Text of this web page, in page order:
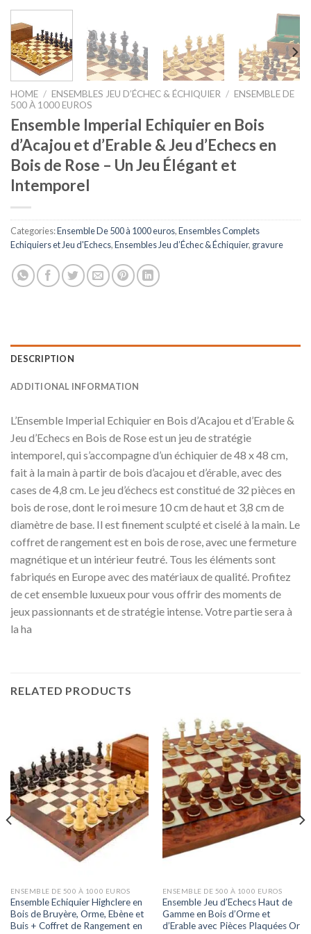
HOME / ENSEMBLES JEU D’ÉCHEC & ÉCHIQUIER / ENSEMBLE DE
500 À 1000 EUROS
Ensemble Imperial Echiquier en Bois
d’Acajou et d’Erable & Jeu d’Echecs en
Bois de Rose – Un Jeu Élégant et
Intemporel
Categories:Ensemble De 500 à 1000 euros,Ensembles Complets
Echiquiers et Jeu d'Echecs,Ensembles Jeu d’Échec & Échiquier, gravure
DESCRIPTION
ADDITIONAL INFORMATION
L’Ensemble Imperial Echiquier en Bois d’Acajou et d’Erable &
Jeu d’Echecs en Bois de Rose est un jeu de stratégie
intemporel, qui s’accompagne d’un échiquier de 48 x 48 cm,
fait à la main à partir de bois d’acajou et d’érable, avec des
cases de 4,8 cm. Le jeu d’échecs est constitué de 32 pièces en
bois de rose, dont le roi mesure 10 cm de haut et 3,8 cm de
diamètre de base. Il est finement sculpté et ciselé à la main. Le
coffret de rangement est en bois de rose, avec une fermeture
magnétique et un intérieur feutré. Tous les éléments sont
fabriqués en Europe avec des matériaux de qualité. Profitez
de cet ensemble luxueux pour vous offrir des moments de
jeux passionnants et de stratégie intense. Votre partie sera à
la ha
RELATED PRODUCTS
ENSEMBLE DE 500 À 1000 EUROS
Ensemble Echiquier Highclere en
Bois de Bruyère, Orme, Ebène et
Buis + Coffret de Rangement en
ENSEMBLE DE 500 À 1000 EUROS
Ensemble Jeu d’Echecs Haut de
Gamme en Bois d’Orme et
d’Erable avec Pièces Plaquées Or